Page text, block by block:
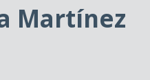
Martínez